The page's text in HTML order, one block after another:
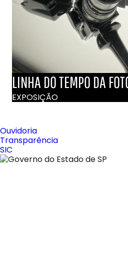
LINHA DO TEMPO DA
EXPOSIÇÃO
Ouvidoria
Transparência
SIC